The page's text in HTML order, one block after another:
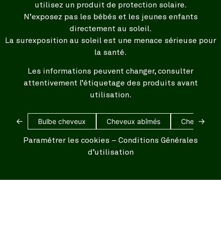
utilisez un produit de protection solaire.
N’exposez pas les bébés et les jeunes enfants
directement au soleil.
La surexposition au soleil est une menace sérieuse pour
la santé.
Les informations peuvent changer, consulter
attentivement l’étiquetage des produits avant
utilisation.
← Bulbe cheveux Cheveux abîmés Cheveux
→
Paramétrer les cookies – Conditions Générales
d’utilisation